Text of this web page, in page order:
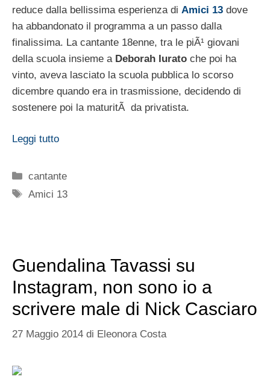
reduce dalla bellissima esperienza di Amici 13 dove
ha abbandonato il programma a un passo dalla
finalissima. La cantante 18enne, tra le piÃ¹ giovani
della scuola insieme a Deborah Iurato che poi ha
vinto, aveva lasciato la scuola pubblica lo scorso
dicembre quando era in trasmissione, decidendo di
sostenere poi la maturitÃ da privatista.
Leggi tutto
Categorie
cantante
Tag
Amici 13
Guendalina Tavassi su
Instagram, non sono io a
scrivere male di Nick Casciaro
27 Maggio 2014 di Eleonora Costa